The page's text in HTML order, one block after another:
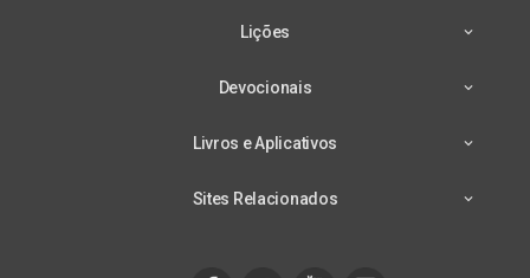
Lições
Devocionais
Livros e Aplicativos
Sites Relacionados